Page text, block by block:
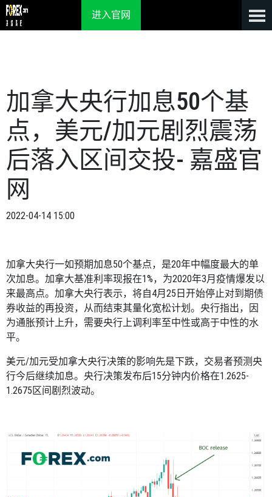
进入官网
加拿大央行加息50个基
点，美元/加元剧烈震荡
后落入区间交投- 嘉盛官
网
2022-04-14 15:00
加拿大央行一如预期加息50个基点，是20年中幅度最大的单
次加息。加拿大基准利率现报在1%，为2020年3月疫情爆发以
来最高点。加拿大央行表示，将自4月 25 日开始停止对到期债
券收益的再投资，从而结束其量化宽松计划。央行指出，因
为通胀预计上升，需要央行上调利率至中性或高于中性的水
平。
美元/加元受加拿大央行决策的影响先是下跌，交易者预测央
行今后继续加息。央行决策发布后15分钟内价格在1.2625-
1.2675区间剧烈波动。